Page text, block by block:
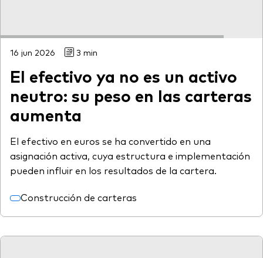
16 jun 2026 3 min
El efectivo ya no es un activo
neutro: su peso en las carteras
aumenta
El efectivo en euros se ha convertido en una
asignación activa, cuya estructura e implementación
pueden influir en los resultados de la cartera.
Construcción de carteras